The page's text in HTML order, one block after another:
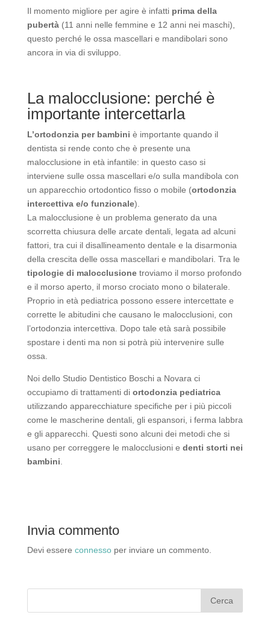
Il momento migliore per agire è infatti prima della
pubertà(11 anni nelle femmine e 12 anni nei maschi),
questo perché le ossa mascellari e mandibolari sono
ancora in via di sviluppo.
La malocclusione: perché è
importante intercettarla
L’ortodonzia per bambini è importante quando il
dentista si rende conto che è presente una
malocclusione in età infantile: in questo caso si
interviene sulle ossa mascellari e/o sulla mandibola con
un apparecchio ortodontico fisso o mobile (ortodonzia
intercettiva e/o funzionale).
La malocclusione è un problema generato da una
scorretta chiusura delle arcate dentali, legata ad alcuni
fattori, tra cui il disallineamento dentale e la disarmonia
della crescita delle ossa mascellari e mandibolari. Tra le
tipologie di malocclusionetroviamo il morso profondo
e il morso aperto, il morso crociato mono o bilaterale.
Proprio in età pediatrica possono essere intercettate e
corrette le abitudini che causano le malocclusioni, con
l’ortodonzia intercettiva. Dopo tale età sarà possibile
spostare i denti ma non si potrà più intervenire sulle
ossa.
Noi dello Studio Dentistico Boschi a Novara ci
occupiamo di trattamenti di ortodonzia pediatrica
utilizzando apparecchiature specifiche per i più piccoli
come le mascherine dentali, gli espansori, i ferma labbra
e gli apparecchi. Questi sono alcuni dei metodi che si
usano per correggere le malocclusioni e denti storti nei
bambini
Invia commento
Devi essere connessoper inviare un commento.